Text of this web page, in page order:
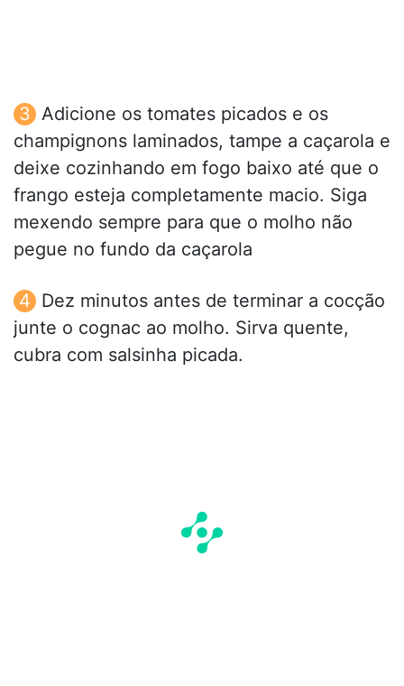
Adicione os tomates picados e os
champignons laminados, tampe a caçarola e
deixe cozinhando em fogo baixo até que o
frango esteja completamente macio. Siga
mexendo sempre para que o molho não
pegue no fundo da caçarola
Dez minutos antes de terminar a cocção
junte o cognac ao molho. Sirva quente,
cubra com salsinha picada.